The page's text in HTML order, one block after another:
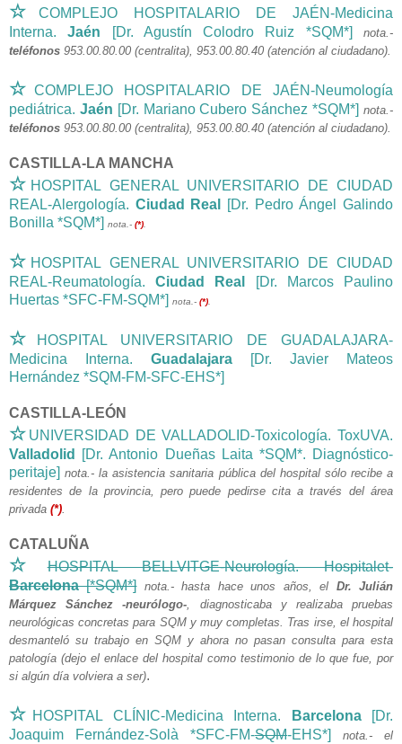
☆
COMPLEJO HOSPITALARIO DE JAÉN-Medicina
Interna.Jaén [Dr. Agustín Colodro Ruiz *SQM*]nota.-
teléfonos 953.00.80.00 (centralita), 953.00.80.40 (atención al ciudadano).
☆ COMPLEJO HOSPITALARIO DE JAÉN-Neumología
pediátrica. Jaén [Dr. Mariano Cubero Sánchez *SQM*]nota.-
teléfonos 953.00.80.00 (centralita), 953.00.80.40 (atención al ciudadano).
CASTILLA-LA MANCHA
☆ HOSPITAL GENERAL UNIVERSITARIO DE CIUDAD
REAL-Alergología. Ciudad Real
[Dr. Pedro Ángel Galindo
Bonilla *SQM*] nota.- (*)
☆ HOSPITAL GENERAL UNIVERSITARIO DE CIUDAD
REAL-Reumatología.Ciudad Real
[Dr. Marcos Paulino
Huertas *SFC-FM-SQM*] nota.- (*)
☆
HOSPITAL UNIVERSITARIO DE GUADALAJARA-
Medicina Interna. Guadalajara [Dr. Javier Mateos
Hernández *SQM-FM-SFC-EHS*]
CASTILLA-LEÓN
☆ UNIVERSIDAD DE VALLADOLID-Toxicología. ToxUVA.
Valladolid
[Dr. Antonio Dueñas Laita *SQM*. Diagnóstico-
peritaje] nota.- la asistencia sanitaria pública del hospital sólo recibe a
residentes de la provincia, pero puede pedirse cita a través del área
privada (*).
CATALUÑA
☆HOSPITAL BELLVITGE-Neurología. Hospitalet-
Barcelona[*SQM*] nota.- hasta hace unos años, el Dr. Julián
Márquez Sánchez -neurólogo-, diagnosticaba y realizaba pruebas
neurológicas concretas para SQM y muy completas. Tras irse, el hospital
desmanteló su trabajo en SQM y ahora no pasan consulta para esta
patología (dejo el enlace del hospital como testimonio de lo que fue, por
si algún día volviera a ser).
☆ HOSPITAL CLÍNIC-Medicina Interna. Barcelona[Dr.
Joaquim Fernández-Solà *SFC-FM-SQM-EHS*]
nota.- el